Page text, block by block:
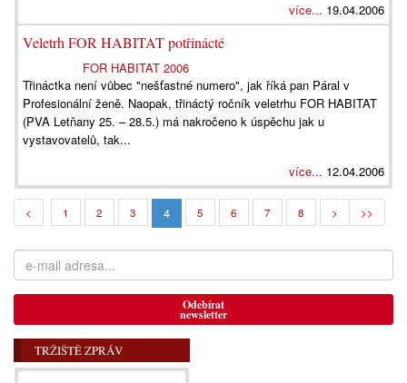
více... 19.04.2006
Veletrh FOR HABITAT potřinácté
FOR HABITAT 2006
Třináctka není vůbec "nešťastné numero", jak říká pan Páral v
Profesionální ženě. Naopak, třináctý ročník veletrhu FOR HABITAT
(PVA Letňany 25. – 28.5.) má nakročeno k úspěchu jak u
vystavovatelů, tak...
více... 12.04.2006
< 1 2 3 4 5 6 7 8 > >>
Odebírat
newsletter
TRŽIŠTĚ ZPRÁV